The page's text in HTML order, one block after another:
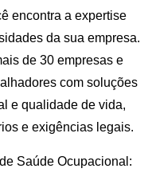
encontra a expertise
da sua empresa.
de 30 empresas e
com soluções
e qualidade de vida,
e exigências legais.
Saúde Ocupacional: